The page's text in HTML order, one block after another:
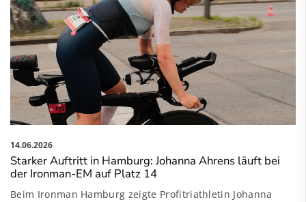
14.06.2026
Starker Auftritt in Hamburg: Johanna Ahrens läuft bei
der Ironman-EM auf Platz 14
Beim Ironman Hamburg zeigte Profitriathletin Johanna